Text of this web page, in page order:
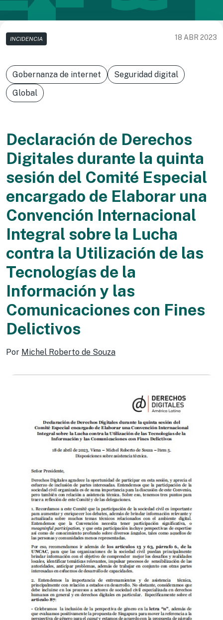
INCIDENCIA 18 ABR 2023
Gobernanza de internet
Seguridad digital
Global
Declaración de Derechos
Digitales durante la quinta
sesión del Comité Especial
encargado de Elaborar una
Convención Internacional
Integral sobre la Lucha
contra la Utilización de las
Tecnologías de la
Información y las
Comunicaciones con Fines
Delictivos
Por Michel Roberto de Souza